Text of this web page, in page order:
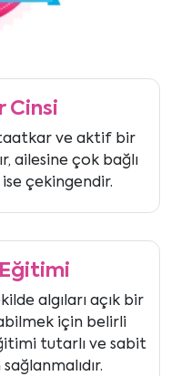
Cinsi
ve aktif bir
ailesine çok bağlı
çekingendir.
algıları açık bir
için belirli
tutarlı ve sabit